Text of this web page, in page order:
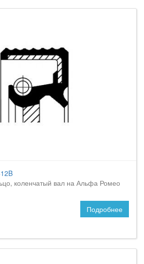
коленчатый вал на Альфа Ромео
Подробнее